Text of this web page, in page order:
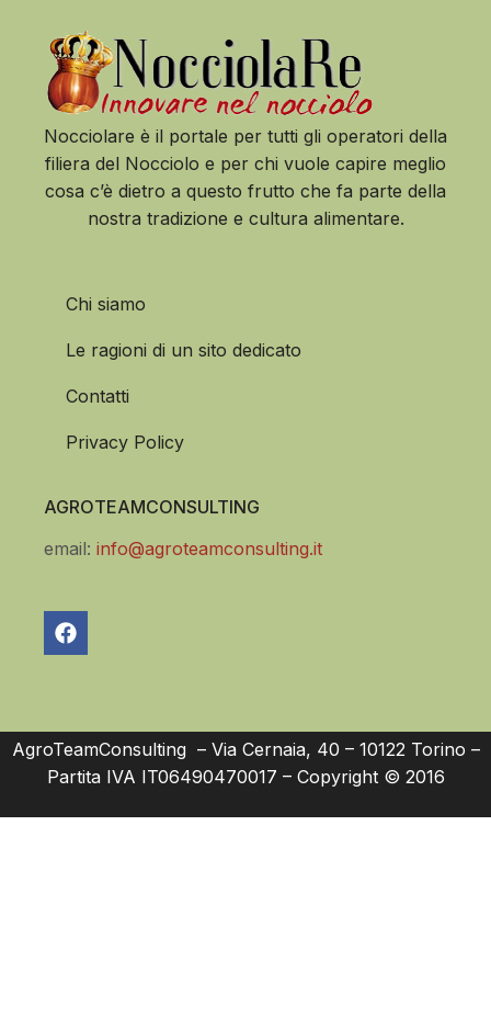
Nocciolare è il portale per tutti gli operatori della
filiera del Nocciolo e per chi vuole capire meglio
cosa c’è dietro a questo frutto che fa parte della
nostra tradizione e cultura alimentare.
Chi siamo
Le ragioni di un sito dedicato
Contatti
Privacy Policy
AGROTEAMCONSULTING
email: info@agroteamconsulting.it
AgroTeamConsulting – Via Cernaia, 40 – 10122 Torino –
Partita IVA IT06490470017 – Copyright © 2016